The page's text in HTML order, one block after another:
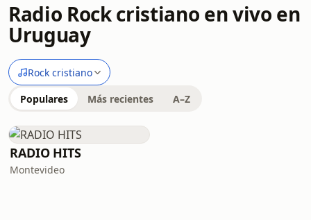
Radio Rock cristiano en vivo en
Uruguay
Rock cristiano
Populares Más recientes A–Z
RADIO HITS
Montevideo